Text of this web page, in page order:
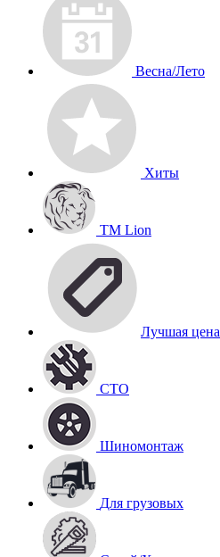
Весна/Лето
Хиты
TM Lion
Лучшая цена
СТО
Шиномонтаж
Для грузовых